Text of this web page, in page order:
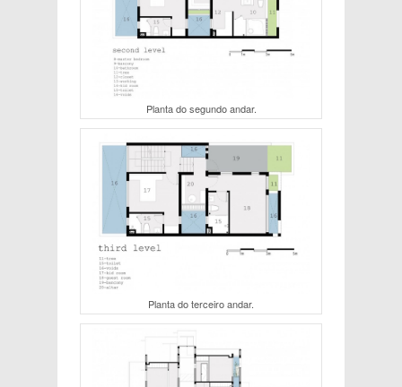
Planta do segundo andar.
Planta do terceiro andar.